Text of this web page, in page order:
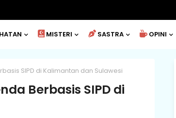
MISTERI SASTRA OPINI
SIPD di Kalimantan dan Sulawesi
Berbasis SIPD di